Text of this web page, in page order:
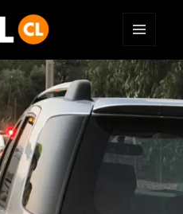
Y
WIDGETS